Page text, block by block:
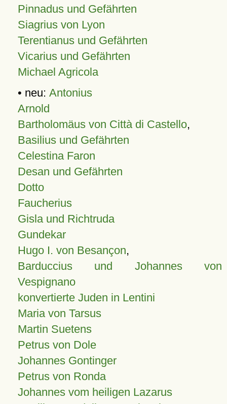
Pinnadus und Gefährten
Siagrius von Lyon
Terentianus und Gefährten
Vicarius und Gefährten
Michael Agricola
• neu: Antonius
Arnold
Bartholomäus von Città di Castello,
Basilius und Gefährten
Celestina Faron
Desan und Gefährten
Dotto
Faucherius
Gisla und Richtruda
Gundekar
Hugo I. von Besançon,
Barduccius und Johannes von
Vespignano
konvertierte Juden in Lentini
Maria von Tarsus
Martin Suetens
Petrus von Dole
Johannes Gontinger
Petrus von Ronda
Johannes vom heiligen Lazarus